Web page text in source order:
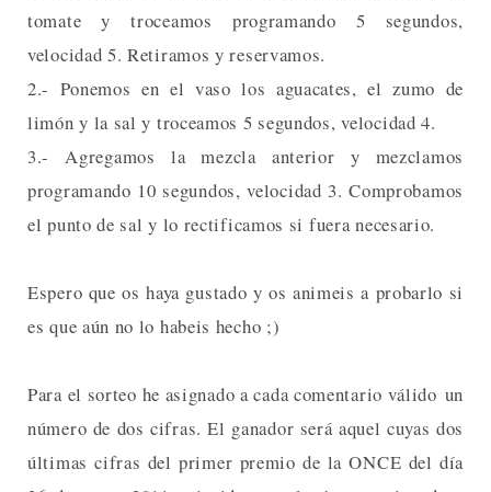
tomate y troceamos programando 5 segundos,
velocidad 5. Retiramos y reservamos.
2.- Ponemos en el vaso los aguacates, el zumo de
limón y la sal y troceamos 5 segundos, velocidad 4.
3.- Agregamos la mezcla anterior y mezclamos
programando 10 segundos, velocidad 3. Comprobamos
el punto de sal y lo rectificamos si fuera necesario.
Espero que os haya gustado y os animeis a probarlo si
es que aún no lo habeis hecho ;)
Para el sorteo he asignado a cada comentario válido un
número de dos cifras. El ganador será aquel cuyas dos
últimas cifras del primer premio de la ONCE del día